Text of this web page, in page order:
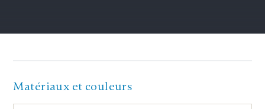
Matériaux et couleurs